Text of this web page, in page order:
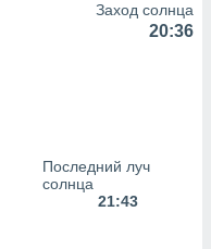
Заход солнца
20:36
Последний луч
солнца
21:43